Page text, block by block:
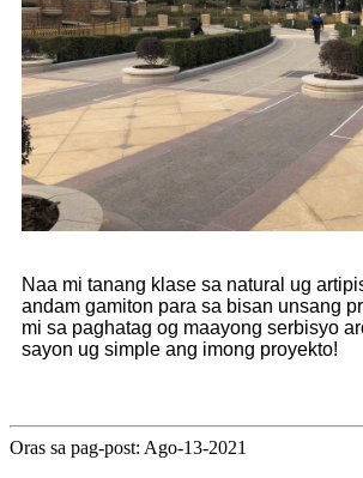
Naa mi tanang klase sa natural ug
andam gamiton para sa bisan unsang
mi sa paghatag og maayong serbisyo
sayon ​​ug simple ang imong proyekto!
Oras sa pag-post: Ago-13-2021